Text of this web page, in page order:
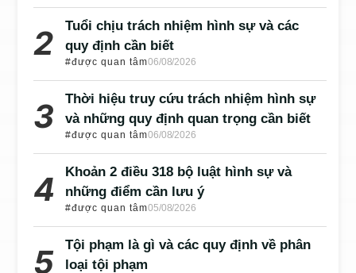
Tuổi chịu trách nhiệm hình sự và các
quy định cần biết
#được quan tâm06/08/2026
Thời hiệu truy cứu trách nhiệm hình sự
và những quy định quan trọng cần biết
#được quan tâm06/08/2026
Khoản 2 điều 318 bộ luật hình sự và
những điểm cần lưu ý
#được quan tâm05/08/2026
Tội phạm là gì và các quy định về phân
loại tội phạm